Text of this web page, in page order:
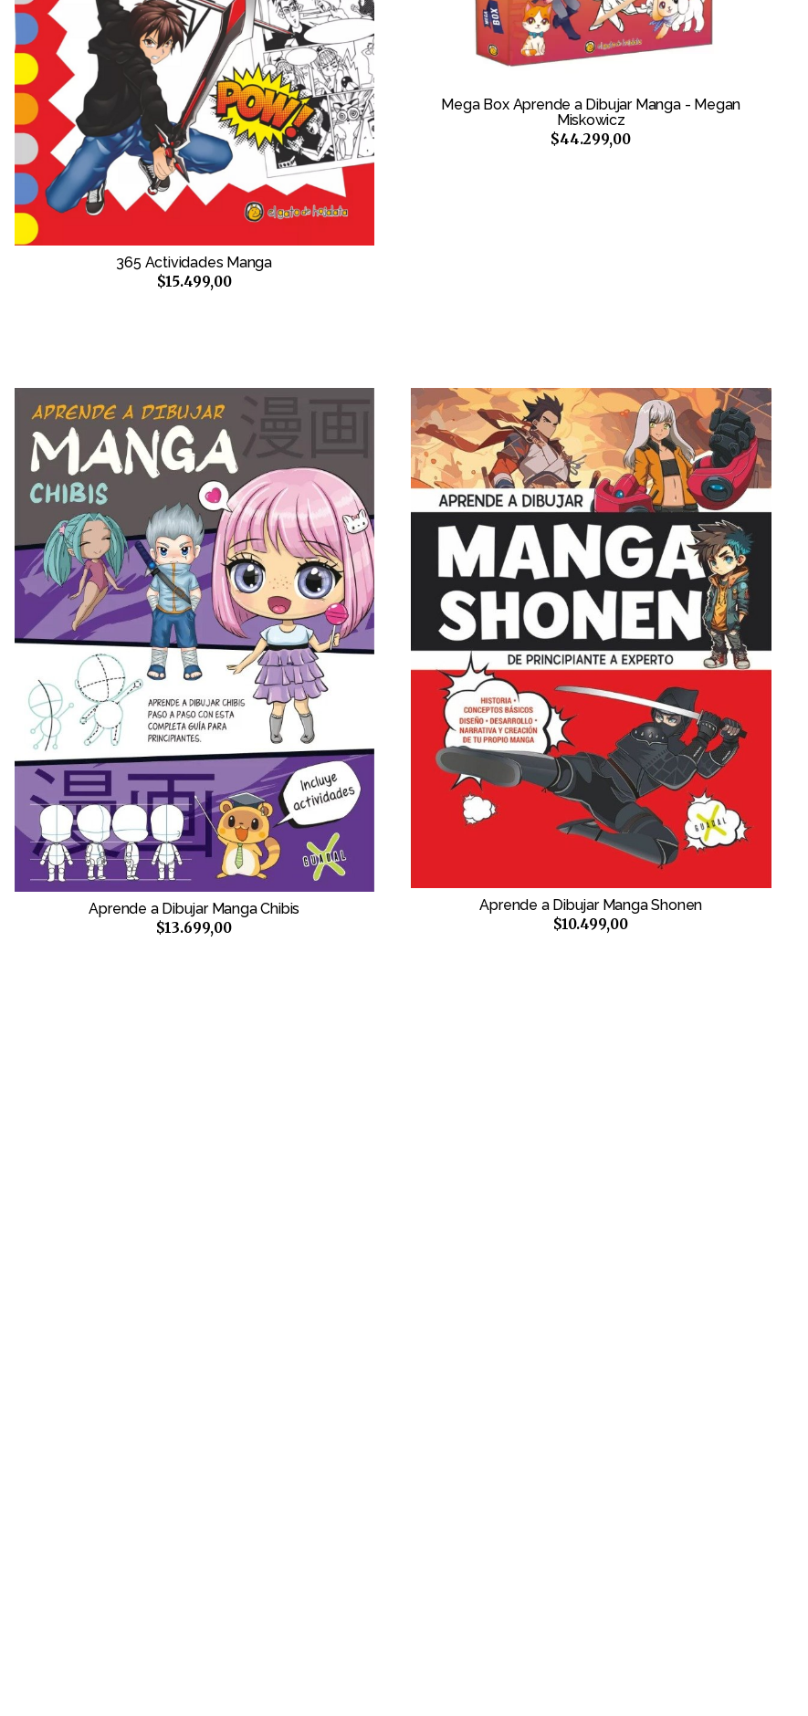
365 Actividades Manga
$15.499,00
Mega Box Aprende a Dibujar Manga - Megan
Miskowicz
$44.299,00
Aprende a Dibujar Manga Chibis
$13.699,00
Aprende a Dibujar Manga Shonen
$10.499,00